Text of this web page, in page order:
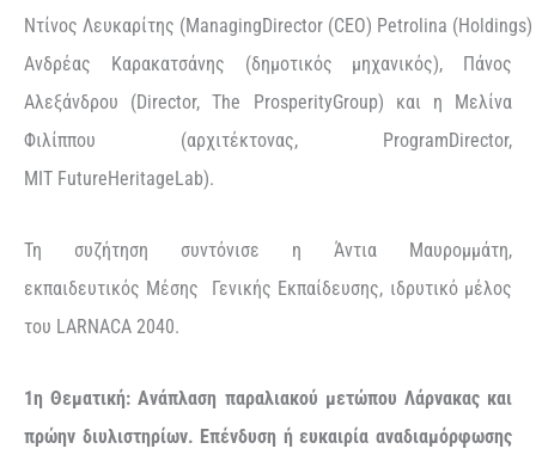
Ντίνος Λευκαρίτης (ManagingDirector (CEO) Petrolina
Ανδρέας Καρακατσάνης (δημοτικός μηχανικός), Πάνος
Αλεξάνδρου (Director, The ProsperityGroup) και η Μελίνα
Φιλίππου (αρχιτέκτονας, ProgramDirector,
MIT FutureHeritageLab).
Τη συζήτηση συντόνισε η Άντια Μαυρομμάτη,
εκπαιδευτικός Mέσης Γενικής Εκπαίδευσης, ιδρυτικό μέλος
του LARNACA 2040.
1η Θεματική: Ανάπλαση παραλιακού μετώπου Λάρνακας και
πρώην διυλιστηρίων. Επένδυση ή ευκαιρία αναδιαμόρφωσης